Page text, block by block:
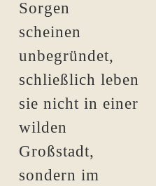
Sorgen
scheinen
unbegründet,
schließlich leben
sie nicht in einer
wilden
Großstadt,
sondern im